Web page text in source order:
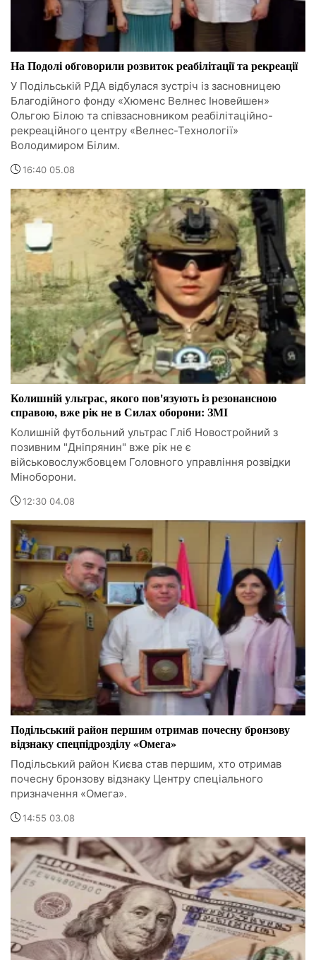
На Подолі обговорили розвиток реабілітації та рекреації
У Подільській РДА відбулася зустріч із засновницею
Благодійного фонду «Хюменс Велнес Іновейшен»
Ольгою Білою та співзасновником реабілітаційно-
рекреаційного центру «Велнес-Технології»
Володимиром Білим.
16:40 05.08
Колишній ультрас, якого пов'язують із резонансною
справою, вже рік не в Силах оборони: ЗМІ
Колишній футбольний ультрас Гліб Новостройний з
позивним "Дніпрянин" вже рік не є
військовослужбовцем Головного управління розвідки
Міноборони.
12:30 04.08
Подільський район першим отримав почесну бронзову
відзнаку спецпідрозділу «Омега»
Подільський район Києва став першим, хто отримав
почесну бронзову відзнаку Центру спеціального
призначення «Омега».
14:55 03.08